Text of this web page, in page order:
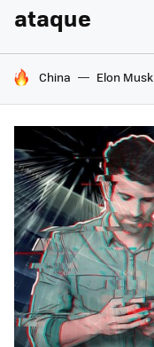
ataque
HOY SE HABLA DE
China Elon Musk